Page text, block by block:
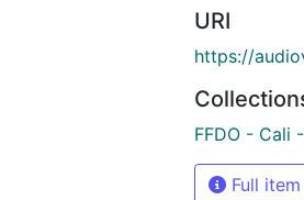
URI
https://
FFDO - Cali
Full